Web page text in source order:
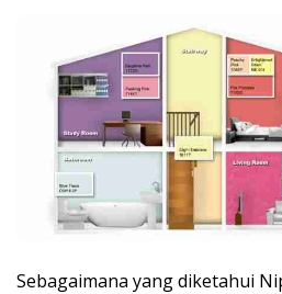
Sebagaimana yang diketahui